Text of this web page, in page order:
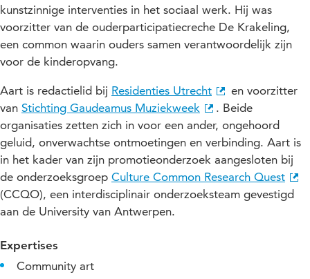
kunstzinnige interventies in het sociaal werk. Hij was
voorzitter van de ouderparticipatiecreche De Krakeling,
een common waarin ouders samen verantwoordelijk zijn
voor de kinderopvang.
Aart is redactielid bij Residenties Utrecht
en voorzitter
van Stichting Gaudeamus Muziekweek
. Beide
organisaties zetten zich in voor een ander, ongehoord
geluid, onverwachtse ontmoetingen en verbinding. Aart is
in het kader van zijn promotieonderzoek aangesloten bij
de onderzoeksgroep Culture Common Research Quest
(CCQO), een interdisciplinair onderzoeksteam gevestigd
aan de University van Antwerpen.
Expertises
Community art